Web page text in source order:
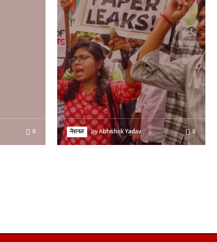
0 नेशनल byAbhishek Yadav 0